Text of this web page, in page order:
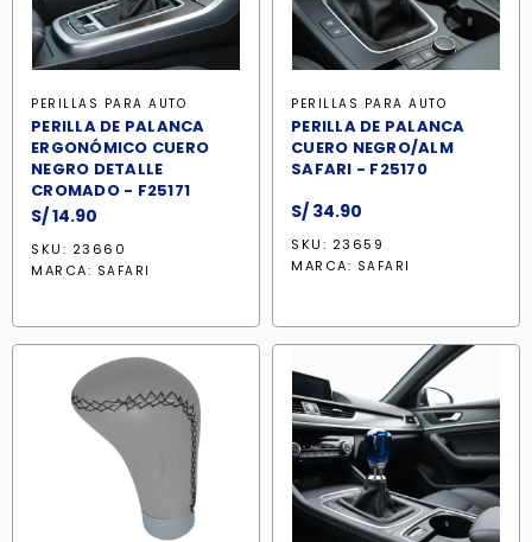
PERILLAS PARA AUTO
PERILLA DE PALANCA
ERGONÓMICO CUERO
NEGRO DETALLE
CROMADO - F25171
S/14.90
SKU: 23660
MARCA: SAFARI
PERILLAS PARA AUTO
PERILLA DE PALANCA
CUERO NEGRO/ALM
SAFARI - F25170
S/ 34.90
SKU: 23659
MARCA: SAFARI